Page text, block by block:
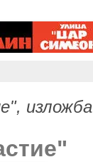
изложба